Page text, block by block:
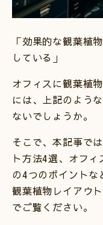
「効果的な観葉植
している」
オフィスに観葉植
には、上記のよう
ないでしょうか。
そこで、本記事で
ト方法4選、オフ
の4つのポイントな
観葉植物レイアウ
でご覧ください。